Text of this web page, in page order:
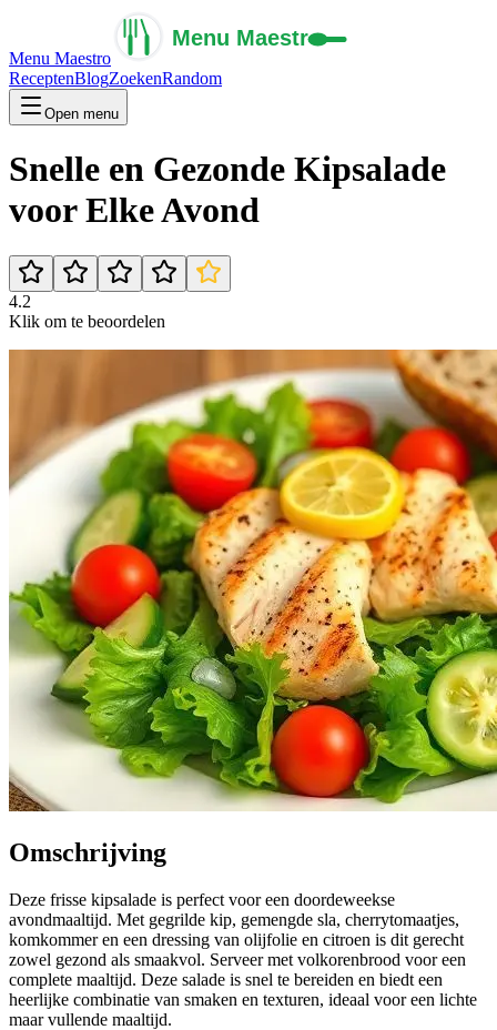
Menu Maestro
ReceptenBlogZoekenRandom
Open menu
Snelle en Gezonde Kipsalade
voor Elke Avond
4.2
Klik om te beoordelen
Omschrijving
Deze frisse kipsalade is perfect voor een doordeweekse
avondmaaltijd. Met gegrilde kip, gemengde sla, cherrytomaatjes,
komkommer en een dressing van olijfolie en citroen is dit gerecht
zowel gezond als smaakvol. Serveer met volkorenbrood voor een
complete maaltijd. Deze salade is snel te bereiden en biedt een
heerlijke combinatie van smaken en texturen, ideaal voor een lichte
maar vullende maaltijd.